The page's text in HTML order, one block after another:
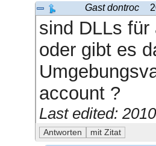
Gast dontroc
sind DLLs für
oder gibt es
account ?
Last edited: